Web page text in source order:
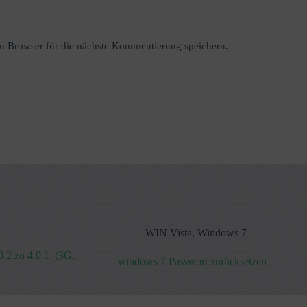
Browser für die nächste Kommentierung speichern.
zu 4.0.1, (3G,
WIN Vista, Windows 7
windows 7 Passwort zurücksetzen